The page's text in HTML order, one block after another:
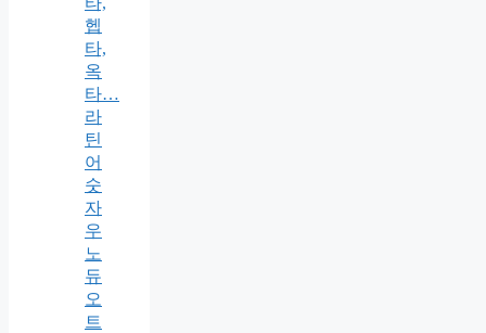
헵
타,
옥
타…
라
틴
어
숫
자
우
노
듀
오
트